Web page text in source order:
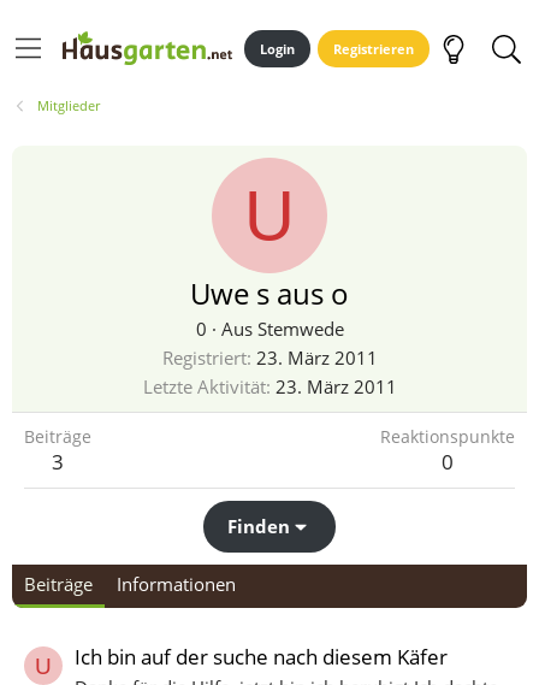
Login Registrieren
Mitglieder
U
Uwe s aus o
0 · Aus Stemwede
Registriert 23. März 2011
Letzte Aktivität 23. März 2011
Beiträge
3
Reaktionspunkte
0
Finden
Beiträge Informationen
U Ich bin auf der suche nach diesem Käfer